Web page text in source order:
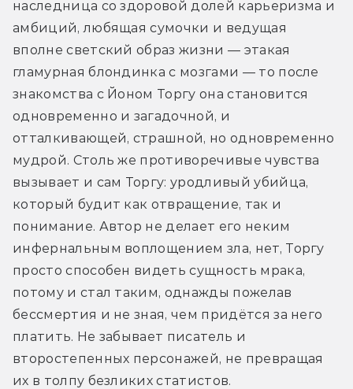
наследница со здоровой долей карьеризма и
амбиций, любящая сумочки и ведущая
вполне светский образ жизни — этакая
гламурная блондинка с мозгами — то после
знакомства с Йоном Торгу она становится
одновременно и загадочной, и
отталкивающей, страшной, но одновременно
мудрой. Столь же противоречивые чувства
вызывает и сам Торгу: уродливый убийца,
который будит как отвращение, так и
понимание. Автор не делает его неким
инфернальным воплощением зла, нет, Торгу
просто способен видеть сущность мрака,
потому и стал таким, однажды пожелав
бессмертия и не зная, чем придётся за него
платить. Не забывает писатель и
второстепенных персонажей, не превращая
их в толпу безликих статистов.